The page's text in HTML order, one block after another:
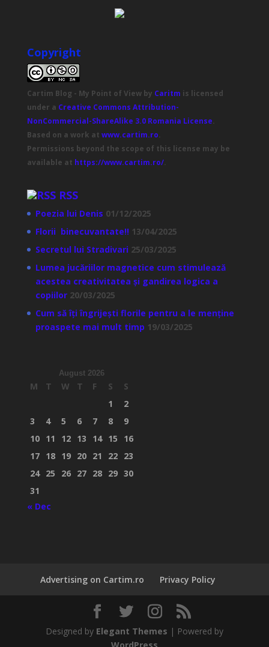
Copyright
Cartim Blog - My Point of Viewby Caritm is licensed
under a Creative Commons Attribution-
NonCommercial-ShareAlike 3.0 Romania License.
Based on a work at www.cartim.ro.
Permissions beyond the scope of this license may be
available at https://www.cartim.ro/.
RSS
Poezia lui Denis 01/12/2025
Florii binecuvantate!! 13/04/2025
Secretul lui Stradivari 25/03/2025
Lumea jucăriilor magnetice cum stimulează
acestea creativitatea și gandirea logica a
copiilor 20/03/2025
Cum să îți îngrijești florile pentru a le menține
proaspete mai mult timp 19/03/2025
August 2026
M T W T F S
S
1
2
3
4 5 6 7 8
9
10 11 12 13 14 15
16
17 18 19 20 21 22 23
24 25 26 27 28 29 30
31
« Dec
Advertising on Cartim.ro Privacy Policy
Designed by Elegant Themes | Powered by